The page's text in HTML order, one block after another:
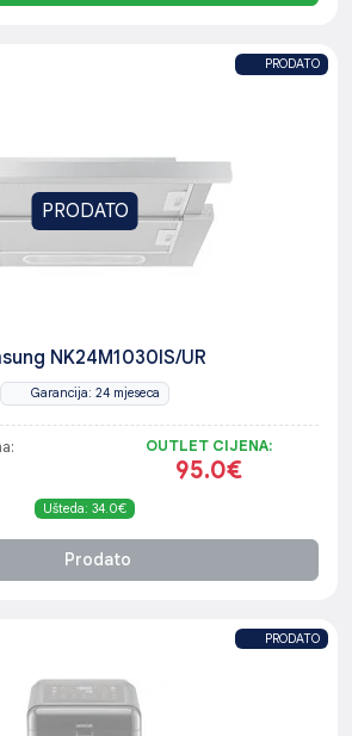
PRODATO
PRODATO
NK24M1030IS/UR
Garancija: 24 mjeseca
OUTLET CIJENA:
95.0€
Ušteda: 34.0€
Prodato
PRODATO